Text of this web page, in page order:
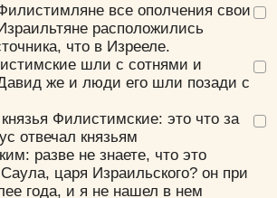
все ополчения свои
расположились
что в Изрееле.
шли с сотнями и
же и люди его шли позади с
Филистимские: это что за
отвечал князьям
разве не знаете, что это
царя Израильского? он при
года, и я не нашел в нем